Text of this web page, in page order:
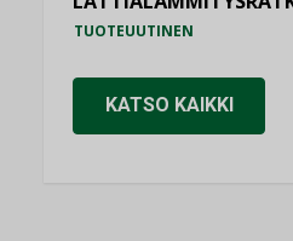
TUOTEUUTINEN
KATSO KAIKKI